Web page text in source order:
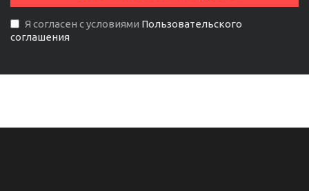
Я согласен с условиями Пользовательского
соглашения